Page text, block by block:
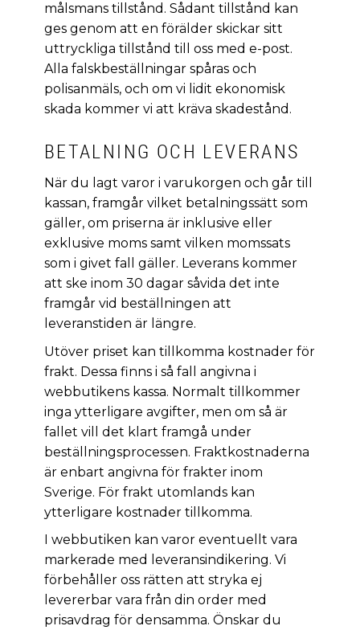
målsmans tillstånd. Sådant tillstånd kan
ges genom att en förälder skickar sitt
uttryckliga tillstånd till oss med e-post.
Alla falskbeställningar spåras och
polisanmäls, och om vi lidit ekonomisk
skada kommer vi att kräva skadestånd.
BETALNING OCH LEVERANS
När du lagt varor i varukorgen och går till
kassan, framgår vilket betalningssätt som
gäller, om priserna är inklusive eller
exklusive moms samt vilken momssats
som i givet fall gäller. Leverans kommer
att ske inom 30 dagar såvida det inte
framgår vid beställningen att
leveranstiden är längre.
Utöver priset kan tillkomma kostnader för
frakt. Dessa finns i så fall angivna i
webbutikens kassa. Normalt tillkommer
inga ytterligare avgifter, men om så är
fallet vill det klart framgå under
beställningsprocessen. Fraktkostnaderna
är enbart angivna för frakter inom
Sverige. För frakt utomlands kan
ytterligare kostnader tillkomma.
I webbutiken kan varor eventuellt vara
markerade med leveransindikering. Vi
förbehåller oss rätten att stryka ej
levererbar vara från din order med
prisavdrag för densamma. Önskar du